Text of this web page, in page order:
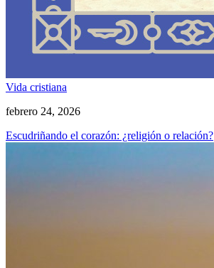
Vida cristiana
febrero 24, 2026
Escudriñando el corazón: ¿religión o relación?